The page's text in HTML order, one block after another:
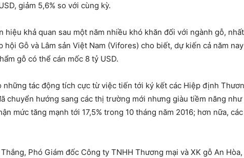
giảm 5,6% so với cùng kỳ.
hiệu khả quan sau một năm nhiều khó khăn đối với ngành gỗ,
Gỗ và Lâm sản Việt Nam (Vifores) cho biết, dự kiến cả năm
gỗ có thể cán mốc 8 tỷ USD.
tác động tích cực từ việc tiến tới ký kết các Hiệp định
chuyển hướng sang các thị trường mới nhưng giàu tiềm năng
mức tăng mạnh tới 17,5% trong 10 tháng năm 2016; hơn nữa,
Phó Giám đốc Công ty TNHH Thương mại và XK gỗ An